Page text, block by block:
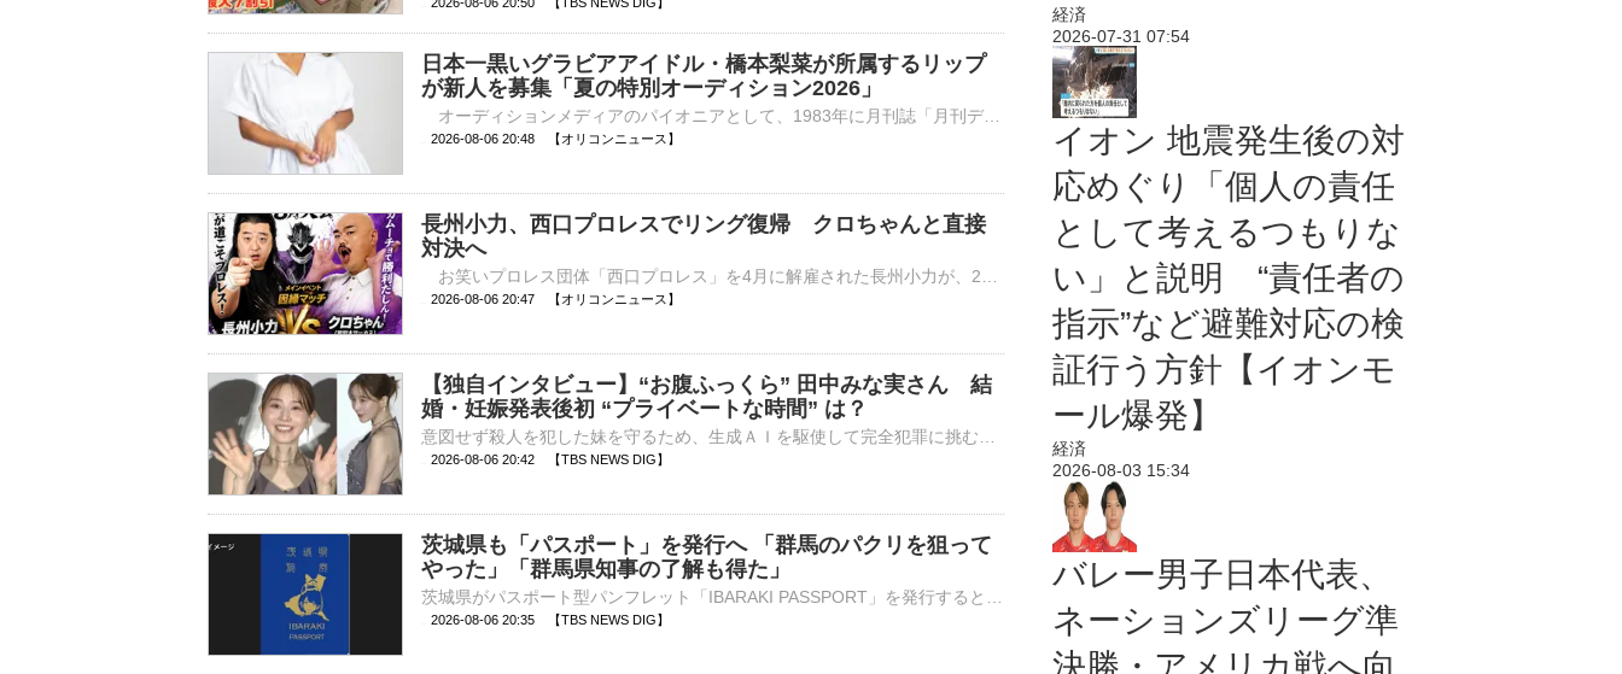
日本一黒いグラビアアイドル・橋本梨菜が所属するリップ
が新人を募集「夏の特別オーディション2026」
2026-08-06 20:48 【オリコンニュース】
長州小力、西口プロレスでリング復帰 クロちゃんと直接
対決へ
2026-08-06 20:47 【オリコンニュース】
【独自インタビュー】“お腹ふっくら” 田中みな実さん 結
婚・妊娠発表後初 “プライベートな時間” は？
2026-08-06 20:42 【TBS NEWS DIG】
茨城県も「パスポート」を発行へ 「群馬のパクリを狙って
やった」「群馬県知事の了解も得た」
2026-08-06 20:35 【TBS NEWS DIG】
経済
2026-07-31 07:54
イオン 地震発生後の対
応めぐり「個人の責任
として考えるつもりな
い」と説明 “責任者の
指示”など避難対応の検
証行う方針【イオンモ
ール爆発】
経済
2026-08-03 15:34
バレー男子日本代表、
ネーションズリーグ準
決勝・アメリカ戦へ向